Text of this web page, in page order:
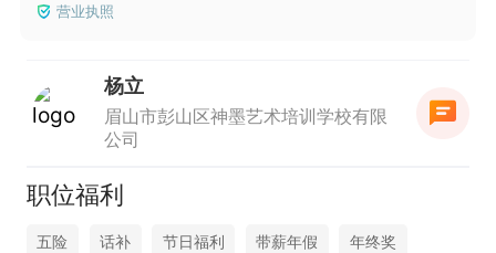
营业执照
杨立
眉山市彭山区神墨艺术培训学校有限
公司
职位福利
五险 话补 节日福利 带薪年假 年终奖